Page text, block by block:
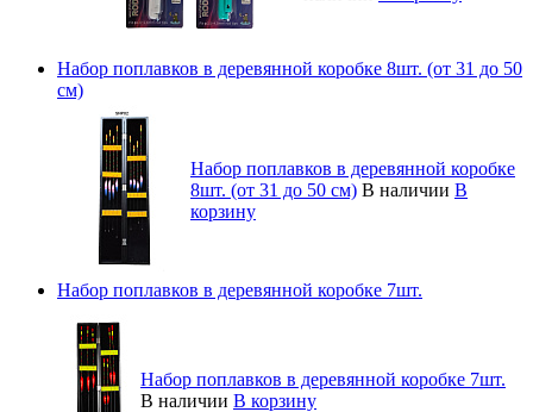
Набор поплавков в деревянной коробке 8шт. (от 31 до 50
см)
Набор поплавков в деревянной коробке
8шт. (от 31 до 50 см) В наличии В
корзину
Набор поплавков в деревянной коробке 7шт.
Набор поплавков в деревянной коробке 7шт.
В наличии В корзину